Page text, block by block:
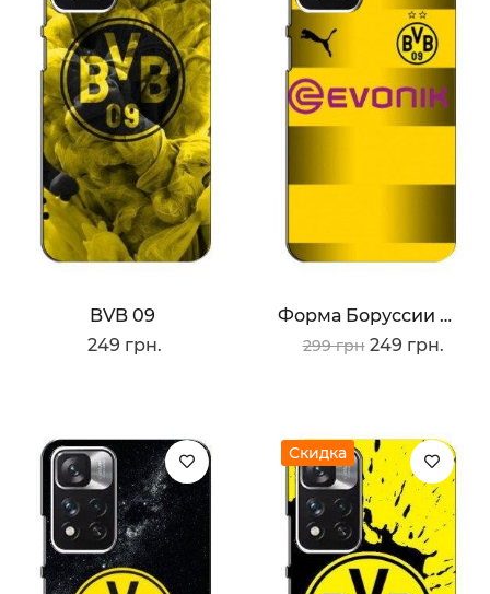
BVB 09
249 грн.
Форма Боруссии Дортмунд
299 грн 249 грн.
Скидка